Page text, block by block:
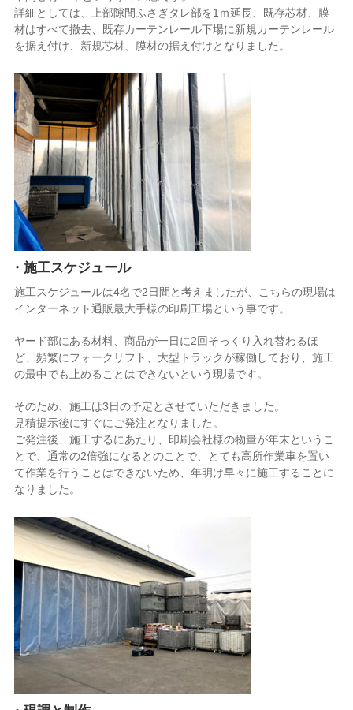
詳細としては、上部隙間ふさぎタレ部を1ｍ延長、既存芯材、膜
材はすべて撤去、既存カーテンレール下場に新規カーテンレール
を据え付け、新規芯材、膜材の据え付けとなりました。
・施工スケジュール
施工スケジュールは4名で2日間と考えましたが、こちらの現場は
インターネット通販最大手様の印刷工場という事です。
ヤード部にある材料、商品が一日に2回そっくり入れ替わるほ
ど、頻繁にフォークリフト、大型トラックが稼働しており、施工
の最中でも止めることはできないという現場です。
そのため、施工は3日の予定とさせていただきました。
見積提示後にすぐにご発注となりました。
ご発注後、施工するにあたり、印刷会社様の物量が年末というこ
とで、通常の2倍強になるとのことで、とても高所作業車を置い
て作業を行うことはできないため、年明け早々に施工することに
なりました。